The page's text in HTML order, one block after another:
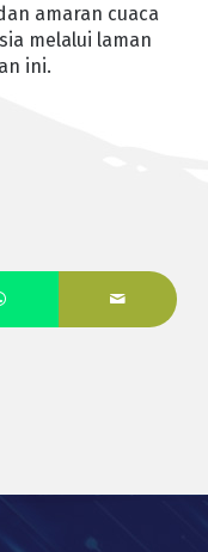
amaran cuaca
melalui laman
ini.